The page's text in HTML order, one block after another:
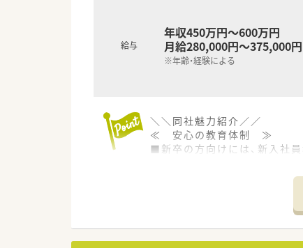
≪ 薬局特徴 ≫
小児科クリニックが門前にあ
1日あたり100枚前後対応し
管理薬剤師が40代男性、勤
福島県に本社を構え、グルー
主に東北・東日本エリアを中
薬局以外にも医薬品卸、介護
薬剤師の平均年齢は47歳で
給与
年収450万円～600万円
月給280,000円～375,000円
※年齢・経験による
＼＼同社魅力紹介／／
≪ 安心の教育体制 ≫
■新卒の方向けには、新入社
※中途入社の方は、OJT研修
■社外研修として、ファーマ
◆有給休暇の取得や育児休暇